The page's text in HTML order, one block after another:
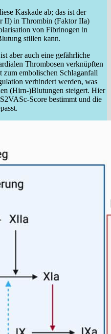
Kaskade ab; das ist der
II) in Thrombin (Faktor IIa)
von Fibrinogen in
stillen kann.
aber auch eine gefährliche
Thrombosen verknüpften
zum embolischen Schlaganfall
verhindert werden, was
(Hirn-)Blutungen steigert. Hier
Score bestimmt und die